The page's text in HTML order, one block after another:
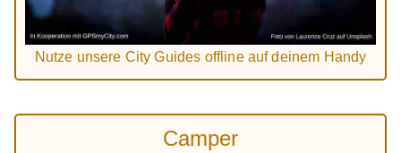
Nutze unsere City Guides offline auf deinem Handy
Camper